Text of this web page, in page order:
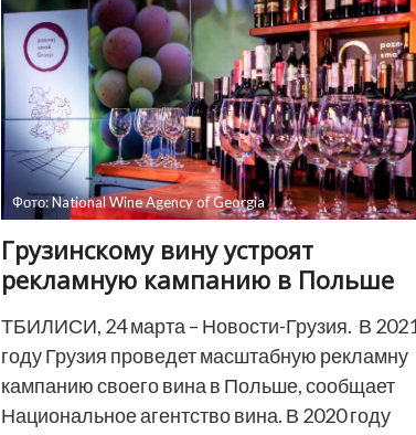
грузинского
вина
Фото: National Wine Agency of Georgia
Грузинскому вину устроят
рекламную кампанию в Польше
ТБИЛИСИ, 24 марта – Новости-Грузия. В
году Грузия проведет масштабную рекламну
кампанию своего вина в Польше, сообщает
Национальное агентство вина. В 2020 году